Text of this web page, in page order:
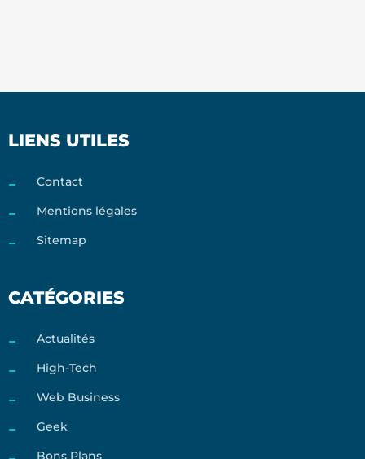
LIENS UTILES
Contact
Mentions légales
Sitemap
CATÉGORIES
Actualités
High-Tech
Web Business
Geek
Bons Plans